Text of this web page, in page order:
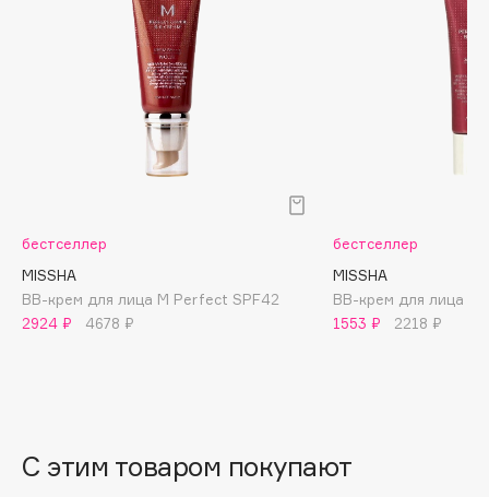
Balmain Hair Couture
ЭКСКЛЮЗИВ
Beauty Bomb
Beauty Pati
Beautyblades
Bioderma
бестселлер
MISSHA
BB-крем для лица M Perfect SPF42
2924 ₽
4678 ₽
бестселлер
MISSHA
BB-крем для лица M
1553 ₽
2218 ₽
С этим товаром покупают